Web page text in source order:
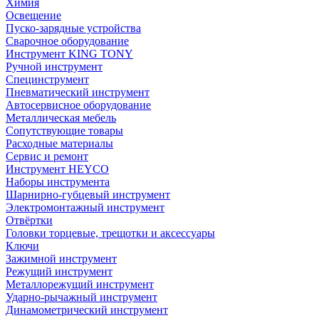
Химия
Освещение
Пуско-зарядные устройства
Сварочное оборудование
Инструмент KING TONY
Ручной инструмент
Специнструмент
Пневматический инструмент
Автосервисное оборудование
Металлическая мебель
Сопутствующие товары
Расходные материалы
Сервис и ремонт
Инструмент HEYCO
Наборы инструмента
Шарнирно-губцевый инструмент
Электромонтажный инструмент
Отвёртки
Головки торцевые, трещотки и аксессуары
Ключи
Зажимной инструмент
Режущий инструмент
Металлорежущий инструмент
Ударно-рычажный инструмент
Динамометрический инструмент